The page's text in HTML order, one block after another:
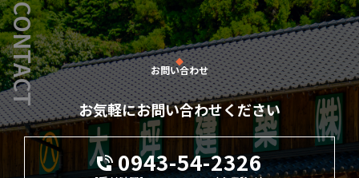
お問い合わせ
CONTACT
お気軽にお問い合わせください
0943-54-2326